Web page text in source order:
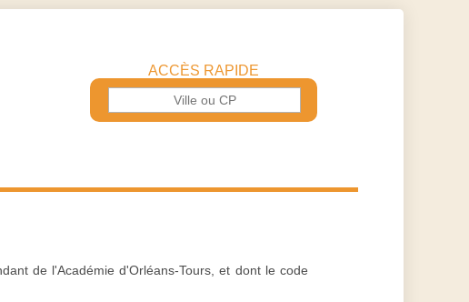
ACCÈS RAPIDE
de l'Académie d'Orléans-Tours, et dont le code